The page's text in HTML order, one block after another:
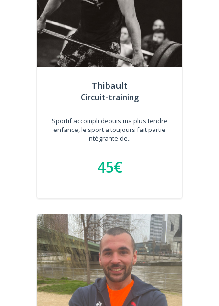
Thibault
Circuit-training
Sportif accompli depuis ma plus tendre
enfance, le sport a toujours fait partie
intégrante de...
45€